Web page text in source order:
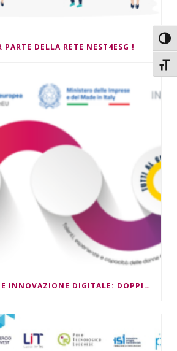
PARTE DELLA RETE NEST4ESG !
DONNE, LAVORO E INNOVAZIONE DIGITALE: DOPPIO APPUNTAMENTO